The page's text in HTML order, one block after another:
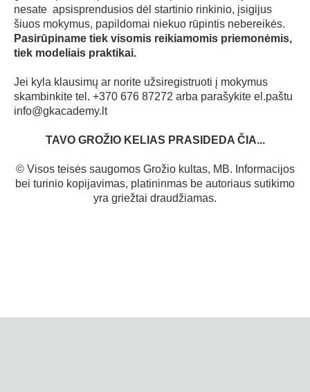
nesate apsisprendusios dėl startinio rinkinio, įsigijus
šiuos mokymus, papildomai niekuo rūpintis nebereikės.
Pasirūpiname tiek visomis reikiamomis priemonėmis,
tiek modeliais praktikai.
Jei kyla klausimų ar norite užsiregistruoti į mokymus
skambinkite tel. +370 676 87272 arba parašykite el.paštu
info@gkacademy.lt
TAVO GROŽIO KELIAS PRASIDEDA ČIA...
© Visos teisės saugomos Grožio kultas, MB. Informacijos
bei turinio kopijavimas, platininmas be autoriaus sutikimo
yra griežtai draudžiamas.